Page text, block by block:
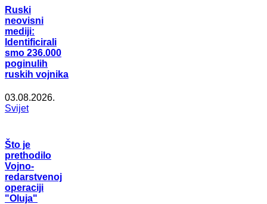
Ruski
neovisni
mediji:
Identificirali
smo 236.000
poginulih
ruskih vojnika
03.08.2026.
Svijet
Što je
prethodilo
Vojno-
redarstvenoj
operaciji
"Oluja"